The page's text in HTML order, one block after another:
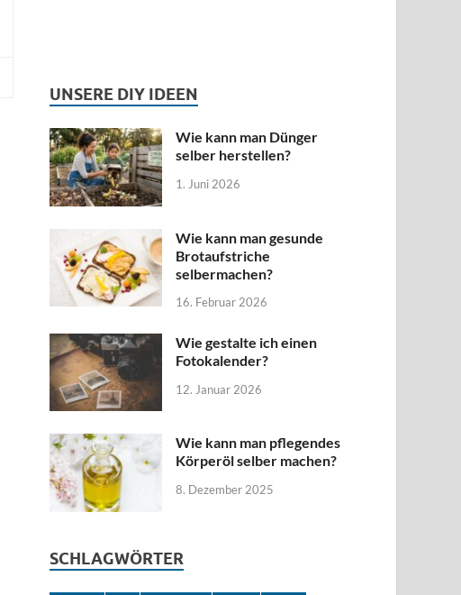
UNSERE DIY IDEEN
Wie kann man Dünger
selber herstellen?
1. Juni 2026
Wie kann man gesunde
Brotaufstriche
selbermachen?
16. Februar 2026
Wie gestalte ich einen
Fotokalender?
12. Januar 2026
Wie kann man pflegendes
Körperöl selber machen?
8. Dezember 2025
SCHLAGWÖRTER